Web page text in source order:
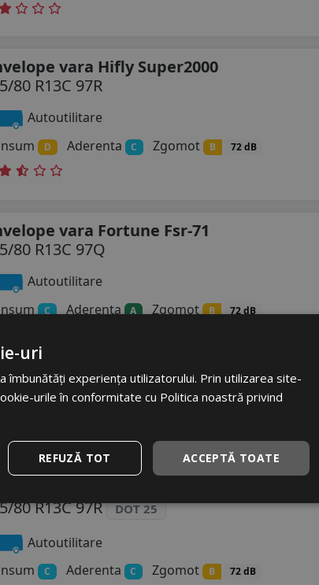
vara Hifly Super2000
80 R13C 97R
Autoutilitare
D Aderenta C Zgomot B 72 dB
vara Fortune Fsr-71
80 R13C 97Q
Autoutilitare
C Aderenta A Zgomot B 72 dB
80 R13C 97R DOT 25
Autoutilitare
C Aderenta C Zgomot B 72 dB
uri
experiența utilizatorului. Prin utilizarea site-
urile în conformitate cu Politica noastră privind
ACCEPTĂ TOATE
REFUZĂ TOT